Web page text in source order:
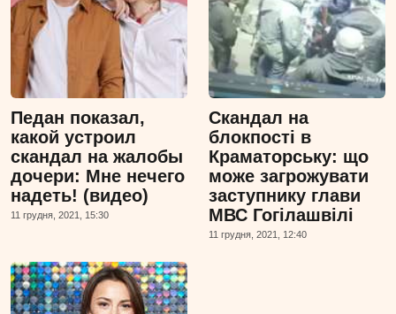
Педан показал,
какой устроил
скандал на жалобы
дочери: Мне нечего
надеть! (видео)
11 грудня, 2021, 15:30
Скандал на
блокпості в
Краматорську: що
може загрожувати
заступнику глави
МВС Гогілашвілі
11 грудня, 2021, 12:40